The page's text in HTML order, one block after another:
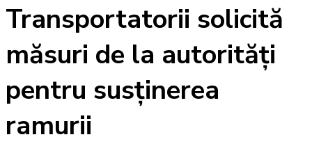
Transportatorii solicită
măsuri de la autorități
pentru susținerea
ramurii